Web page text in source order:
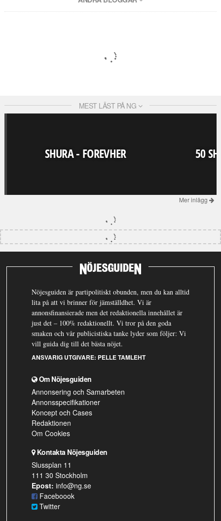
MEST LÄST PÅ NG
SHURA - FOREVHER 50
Mer inlägg
Nöjesguiden är partipolitiskt obunden, men du kan alltid
lita på att vi brinner för jämställdhet. Vi är
annonsfinansierade men det redaktionella innehållet är
just det – 100% redaktionellt. Vi tror på den goda
smaken och vår publicistiska tanke lyder som följer: Vi
vill guida dig till det bästa nöjet.
ANSVARIG UTGIVARE: PELLE TAMLEHT
Om Nöjesguiden
Annonsering och Samarbeten
Annonsspecifikationer
Koncept och Cases
Redaktionen
Om Cookies
Kontakta Nöjesguiden
Slussplan 11
111 30 Stockholm
Epost: info@ng.se
Faceboook
Twitter